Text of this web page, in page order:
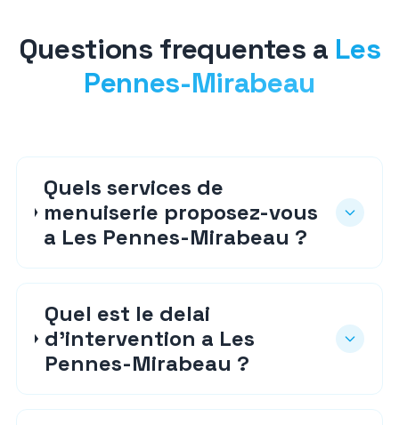
Questions frequentes a Les
Pennes-Mirabeau
Quels services de
menuiserie proposez-vous
a Les Pennes-Mirabeau ?
Quel est le delai
d'intervention a Les
Pennes-Mirabeau ?